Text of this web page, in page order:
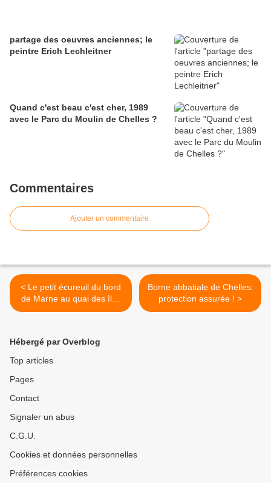
partage des oeuvres anciennes; le
peintre Erich Lechleitner
Quand c'est beau c'est cher, 1989
avec le Parc du Moulin de Chelles ?
Commentaires
Ajouter un commentaire
< Le petit écureuil du bord
de Marne au quai des îles
de Chelles
Borne abbatiale de Chelles:
protection assurée ! >
Hébergé par Overblog
Top articles
Pages
Contact
Signaler un abus
C.G.U.
Cookies et données personnelles
Préférences cookies